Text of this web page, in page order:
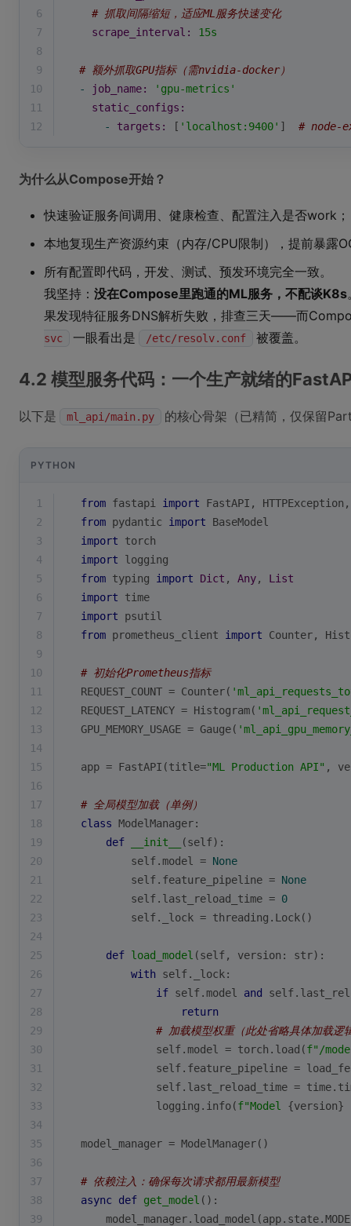
6
# 抓取间隔缩短，适应ML服务快速变化
7
scrape_interval:
15s
8
9
# 额外抓取GPU指标（需nvidia-docker）
10
- job_name:
'gpu-metrics'
11
static_configs:
12
- targets: [ 'localhost:9400' ] # node-
为什么从Compose开始？
快速验证服务间调用、健康检查、配置注入是否work；
本地复现生产资源约束（内存/CPU限制），提前暴露
所有配置即代码，开发、测试、预发环境完全一致。
我坚持： 没在Compose里跑通的ML服务，不配谈K8s
果发现特征服务DNS解析失败，排查三天——而
svc 一眼看出是 /etc/resolv.conf 被覆盖。
4.2 模型服务代码：一个生产就绪的
以下是 ml_api/main.py 的核心骨架（已精简，仅保留
PYTHON
1 from fastapi import FastAPI,
2
from pydantic import BaseModel
3
import torch
4
import logging
5
from typing import Dict , Any, List
6
import time
7
import psutil
8
from prometheus_client import Counter,
9
10
# 初始化Prometheus指标
11
REQUEST_COUNT = Counter(
12
REQUEST_LATENCY = Histogram(
13
GPU_MEMORY_USAGE = Gauge(
14
15
app = FastAPI(title="ML Production API" ,
16
17
# 全局模型加载（单例）
18
class ModelManager:
19
def __init__ (self):
20
        self.model =
None
21
        self.feature_pipeline =
None
22
        self.last_reload_time =
0
23
        self._lock = threading.Lock()
24
25
def load_model (self, version: str):
26
with self._lock:
27
if self.model and
28
return
29
# 加载模型权重（此处省略具体加载逻
30
            self.model = torch.load(
f"/
31
self.feature_pipeline =
32
self.last_reload_time =
33
            logging.info(
f"Model {version}
34
35
model_manager = ModelManager()
36
37
# 依赖注入：确保每次请求都用最新模型
38
async def get_model ():
39